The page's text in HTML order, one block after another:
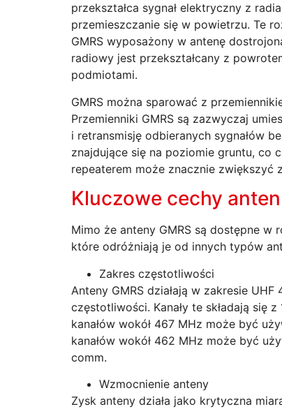
przekształca sygnał elektryczny z
przemieszczanie się w powietrzu. Te
GMRS wyposażony w antenę
radiowy jest przekształcany z
podmiotami.
GMRS można sparować z
Przemienniki GMRS są zazwyczaj
i retransmisję odbieranych sygnałów
znajdujące się na poziomie gruntu, co
repeaterem może znacznie zwiększyć
Kluczowe cechy anten
Mimo że anteny GMRS są dostępne
które odróżniają je od innych typów
Zakres częstotliwości
Anteny GMRS działają w zakresie
częstotliwości. Kanały te składają się
kanałów wokół 467 MHz może być
kanałów wokół 462 MHz może być
comm.
Wzmocnienie anteny
Zysk anteny działa jako krytyczna